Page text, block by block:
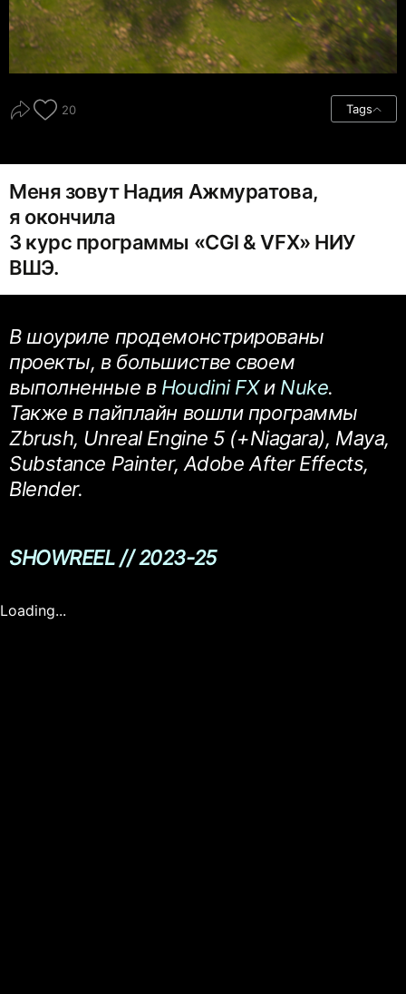
20 Tags
Меня зовут Надия Ажмуратова,
я окончила
3 курс программы «CGI & VFX» НИУ
ВШЭ.
В шоуриле продемонстрированы
проекты, в большистве своем
выполненные в Houdini FXи Nuke.
Также в пайплайн вошли программы
Zbrush, Unreal Engine 5 (+Niagara), Maya,
Substance Painter, Adobe After Effects,
Blender.
SHOWREEL // 2023-25
Loading...